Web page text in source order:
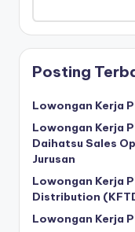
Posting
Lowongan Kerja
Lowongan Kerja
Daihatsu Sales
Jurusan
Lowongan Kerja
Distribution
Lowongan Kerja